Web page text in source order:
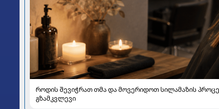
როდის შევიჭრათ თმა და მოვერიდოთ სილამაზის
გზამკვლევი